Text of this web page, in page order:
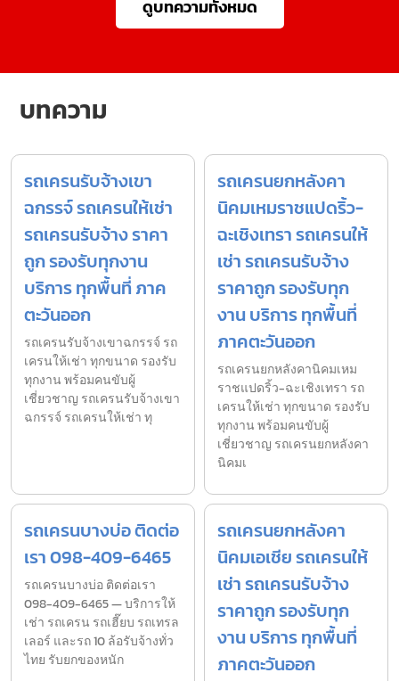
ดูบทความทั้งหมด
บทความ
รถเครนรับจ้างเขา
ฉกรรจ์ รถเครนให้เช่า
รถเครนรับจ้าง ราคา
ถูก รองรับทุกงาน
บริการ ทุกพื้นที่ ภาค
ตะวันออก
รถเครนรับจ้างเขาฉกรรจ์ รถ
เครนให้เช่า ทุกขนาด รองรับ
ทุกงาน พร้อมคนขับผู้
เชี่ยวชาญ รถเครนรับจ้างเขา
ฉกรรจ์ รถเครนให้เช่า ทุ
รถเครนยกหลังคา
นิคมเหมราชแปดริ้ว-
ฉะเชิงเทรา รถเครนให้
เช่า รถเครนรับจ้าง
ราคาถูก รองรับทุก
งาน บริการ ทุกพื้นที่
ภาคตะวันออก
รถเครนยกหลังคานิคมเหม
ราชแปดริ้ว-ฉะเชิงเทรา รถ
เครนให้เช่า ทุกขนาด รองรับ
ทุกงาน พร้อมคนขับผู้
เชี่ยวชาญ รถเครนยกหลังคา
นิคมเ
รถเครนบางบ่อ ติดต่อ
เรา 098-409-6465
รถเครนบางบ่อ ติดต่อเรา
098-409-6465 — บริการให้
เช่า รถเครน รถเฮี๊ยบ รถเทรล
เลอร์ และรถ 10 ล้อรับจ้างทั่ว
ไทย รับยกของหนัก
รถเครนยกหลังคา
นิคมเอเชีย รถเครนให้
เช่า รถเครนรับจ้าง
ราคาถูก รองรับทุก
งาน บริการ ทุกพื้นที่
ภาคตะวันออก